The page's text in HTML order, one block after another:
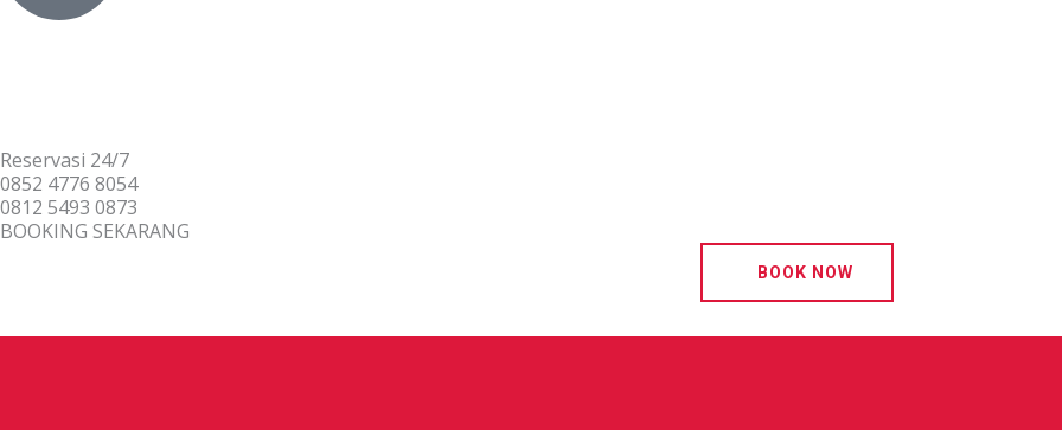
Reservasi 24/7
0852 4776 8054
0812 5493 0873
BOOKING SEKARANG
BOOK NOW